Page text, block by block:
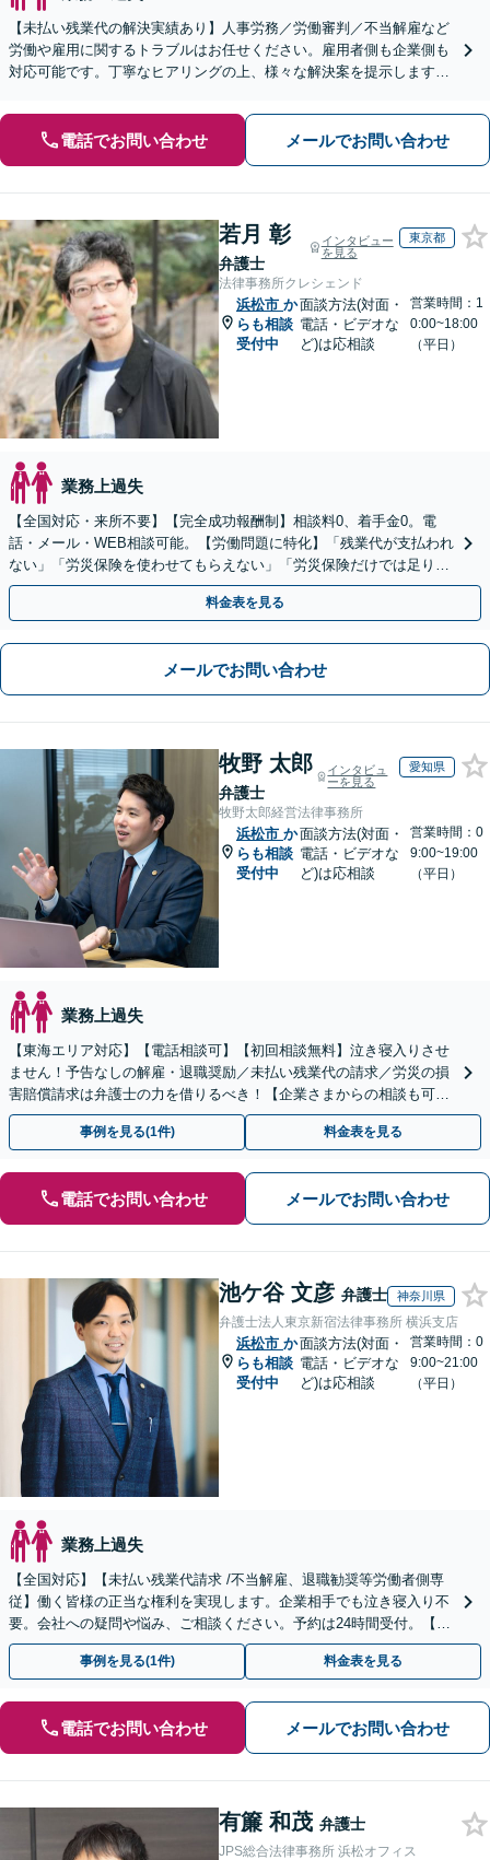
【未払い残業代の解決実績あり】人事労務／労働審判／不当解雇など
労働や雇用に関するトラブルはお任せください。雇用者側も企業側も
対応可能です。丁寧なヒアリングの上、様々な解決案を提示します
電話でお問い合わせ メールでお問い合わせ
若月 彰
弁護士
インタビュー
を見る
東京都
法律事務所クレシェンド
浜松市 か
らも相談
受付中
面談方法(対面・
電話・ビデオな
ど)は応相談
営業時間：1
0:00~18:00
（平日）
業務上過失
【全国対応・来所不要】【完全成功報酬制】相談料0、着手金0。電
話・メール・WEB相談可能。【労働問題に特化】「残業代が支払われ
ない」「労災保険を使わせてもらえない」「労災保険だけでは足りな
い。損害賠償請求したい」など労働問題はお任せを。
料金表を見る
メールでお問い合わせ
牧野 太郎
弁護士
インタビュ
ーを見る
愛知県
牧野太郎経営法律事務所
浜松市 か
らも相談
受付中
面談方法(対面・
電話・ビデオな
ど)は応相談
営業時間：0
9:00~19:00
（平日）
業務上過失
【東海エリア対応】【電話相談可】【初回相談無料】泣き寝入りさせ
ません！予告なしの解雇・退職奨励／未払い残業代の請求／労災の損
害賠償請求は弁護士の力を借りるべき！【企業さまからの相談も可】
従業員トラブルは、慎重な対処が必要です【完全個室】
事例を見る(1件) 料金表を見る
電話でお問い合わせ メールでお問い合わせ
池ケ谷 文彦 弁護士 神奈川県
弁護士法人東京新宿法律事務所 横浜支店
浜松市 か
らも相談
受付中
面談方法(対面・
電話・ビデオな
ど)は応相談
営業時間：0
9:00~21:00
（平日）
業務上過失
【全国対応】【未払い残業代請求 /不当解雇、退職勧奨等労働者側専
従】働く皆様の正当な権利を実現します。企業相手でも泣き寝入り不
要。会社への疑問や悩み、ご相談ください。予約は24時間受付。【初
回面談無料】【夜間・休日対応可】
事例を見る(1件) 料金表を見る
電話でお問い合わせ メールでお問い合わせ
有簾 和茂 弁護士
JPS総合法律事務所 浜松オフィス